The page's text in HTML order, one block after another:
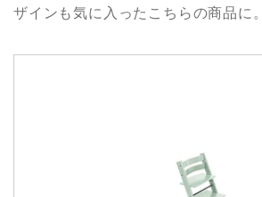
ザインも気に入ったこちらの商品に。